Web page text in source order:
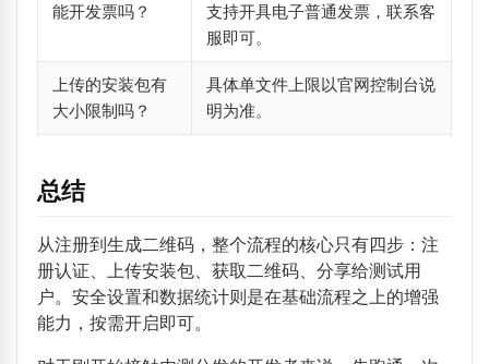
能开发票吗？
支持开具电子普通发票，联系客
服即可。
上传的安装包有
大小限制吗？
具体单文件上限以官网控制台说
明为准。
总结
从注册到生成二维码，整个流程的核心只有四步：注
册认证、上传安装包、获取二维码、分享给测试用
户。安全设置和数据统计则是在基础流程之上的增强
能力，按需开启即可。